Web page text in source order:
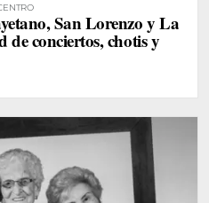
San Lorenzo y La
conciertos, chotis y